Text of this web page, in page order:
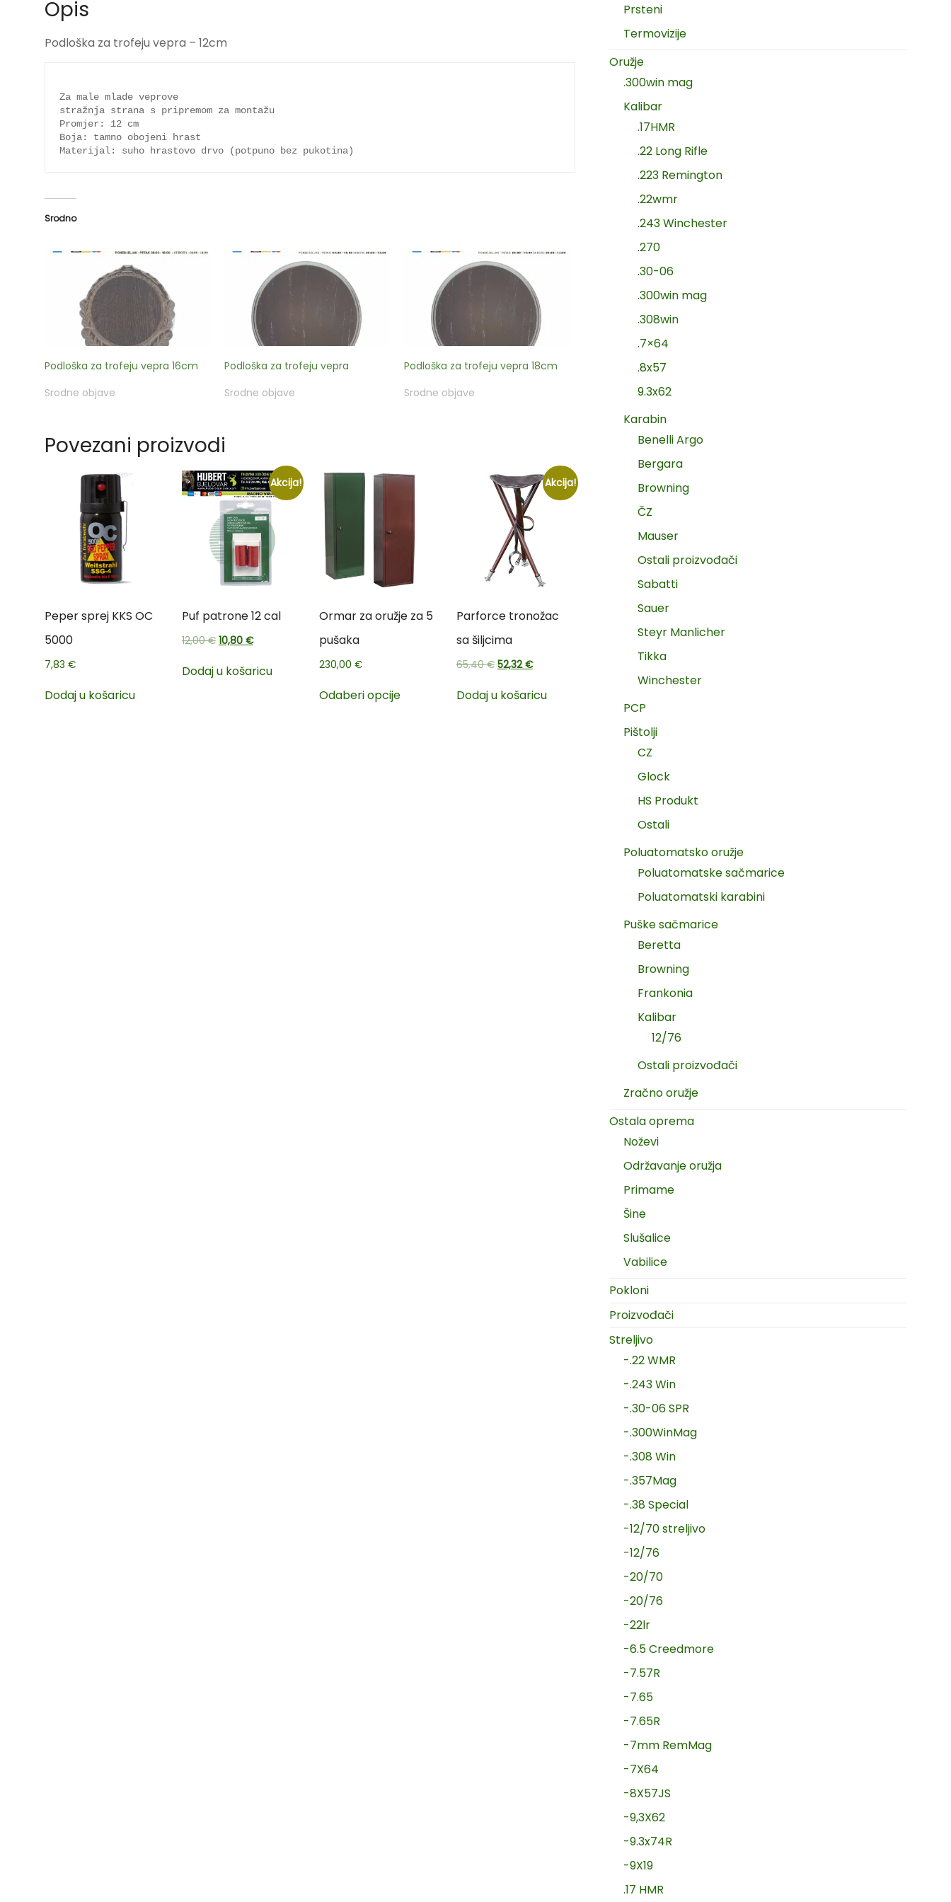
Opis
Podloška za trofeju vepra – 12cm
Za male mlade veprove
stražnja strana s pripremom za montažu
Promjer: 12 cm
Boja: tamno obojeni hrast
Materijal: suho hrastovo drvo (potpuno bez pukotina)
Srodno
Podloška za trofeju vepra 16cm
Srodne objave
Podloška za trofeju vepra
Srodne objave
Podloška za trofeju vepra 18cm
Srodne objave
Povezani proizvodi
Peper sprej KKS OC
5000
7,83 €
Dodaj u košaricu
Akcija!
Puf patrone 12 cal
12,00€ 10,80 €
Dodaj u košaricu
Ormar za oružje za 5
pušaka
230,00 €
Odaberi opcije
Akcija!
Parforce tronožac
sa šiljcima
65,40€ 52,32€
Dodaj u košaricu
Prsteni
Termovizije
Oružje
.300win mag
Kalibar
.17HMR
.22 Long Rifle
.223 Remington
.22wmr
.243 Winchester
.270
.30-06
.300win mag
.308win
.7×64
.8x57
9.3x62
Karabin
Benelli Argo
Bergara
Browning
ČZ
Mauser
Ostali proizvođači
Sabatti
Sauer
Steyr Manlicher
Tikka
Winchester
PCP
Pištolji
CZ
Glock
HS Produkt
Ostali
Poluatomatsko oružje
Poluatomatske sačmarice
Poluatomatski karabini
Puške sačmarice
Beretta
Browning
Frankonia
Kalibar
12/76
Ostali proizvođači
Zračno oružje
Ostala oprema
Noževi
Održavanje oružja
Primame
Šine
Slušalice
Vabilice
Pokloni
Proizvođači
Streljivo
-.22 WMR
-.243 Win
-.30-06 SPR
-.300WinMag
-.308 Win
-.357Mag
-.38 Special
-12/70 streljivo
-12/76
-20/70
-20/76
-22lr
-6.5 Creedmore
-7.57R
-7.65
-7.65R
-7mm RemMag
-7X64
-8X57JS
-9,3X62
-9.3x74R
-9X19
.17 HMR